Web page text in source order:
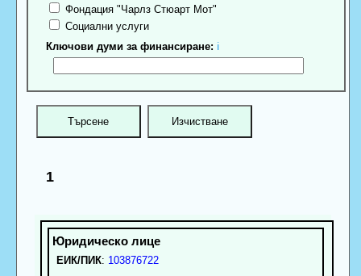
Фондация "Чарлз Стюарт Мот"
Социални услуги
Ключови думи за финансиране: ℹ
1
ЕИК/ПИК: 103876722